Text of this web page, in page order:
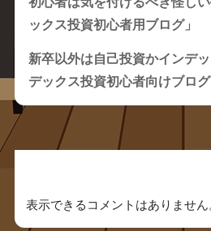
ックス投資初心者用ブログ」
新卒以外は自己投資かインデ
デックス投資初心者向けブログ
表示できるコメントはありません